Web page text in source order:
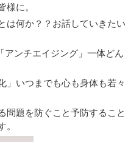
様に。
は何か？？お話していきたい
アンチエイジング」一体どん
」いつまでも心も身体も若々
問題を防ぐこと予防すること
。